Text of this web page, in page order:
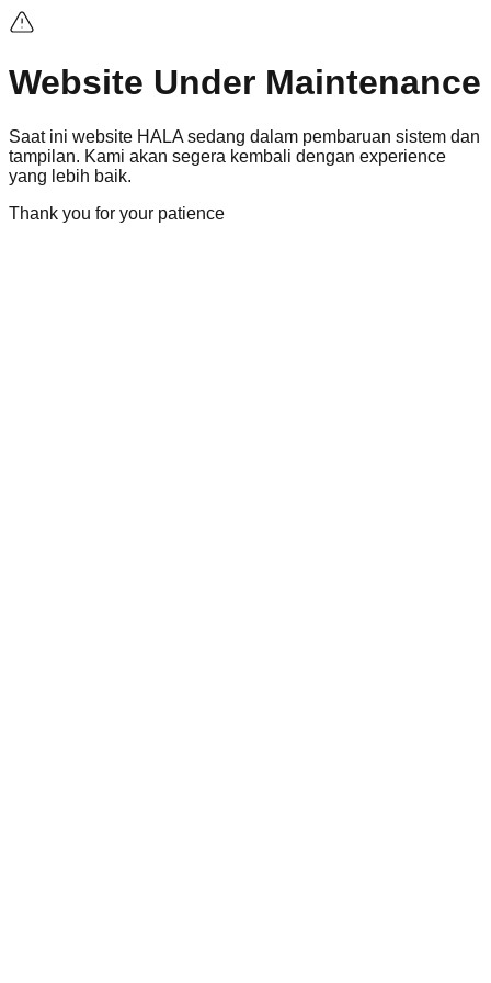
Website Under Maintenance
Saat ini website HALA sedang dalam pembaruan sistem dan
tampilan. Kami akan segera kembali dengan experience
yang lebih baik.
Thank you for your patience